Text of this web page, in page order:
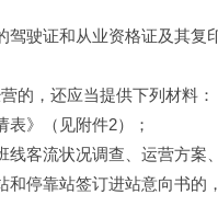
驶证和从业资格证及其复
，还应当提供下列材料：
》（见附件2）；
流状况调查、运营方案
停靠站签订进站意向书的